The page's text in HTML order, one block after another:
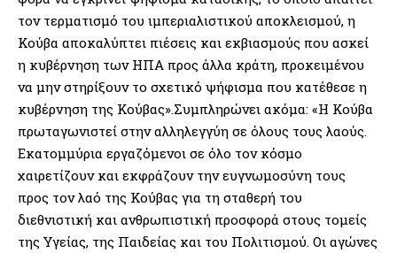
τον τερματισμό του ιμπεριαλιστικού αποκλεισμού, η
Κούβα αποκαλύπτει πιέσεις και εκβιασμούς που ασκεί
η κυβέρνηση των ΗΠΑ προς άλλα κράτη, προκειμένου
να μην στηρίξουν το σχετικό ψήφισμα που κατέθεσε η
κυβέρνηση της Κούβας».Συμπληρώνει ακόμα: «Η Κούβα
πρωταγωνιστεί στην αλληλεγγύη σε όλους τους λαούς.
Εκατομμύρια εργαζόμενοι σε όλο τον κόσμο
χαιρετίζουν και εκφράζουν την ευγνωμοσύνη τους
προς τον λαό της Κούβας για τη σταθερή του
διεθνιστική και ανθρωπιστική προσφορά στους τομείς
της Υγείας, της Παιδείας και του Πολιτισμού. Οι αγώνες